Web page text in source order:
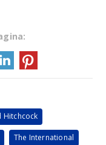
Hitchcock
The International